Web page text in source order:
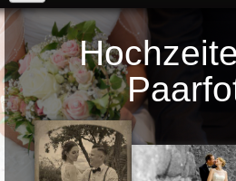
Home
Über Mich
Galerien▼
Kontakt
Links